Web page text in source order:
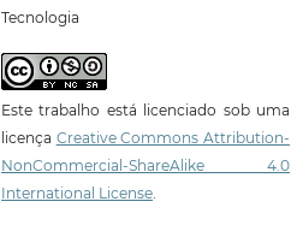
Tecnologia
Este trabalho está licenciado sob uma
licença Creative Commons Attribution-
NonCommercial-ShareAlike 4.0
International License.